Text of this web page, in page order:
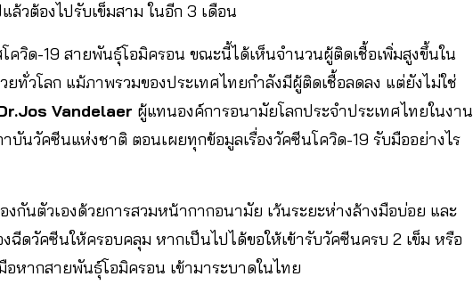
วต้องไปรับเข็ม​สาม ในอีก​ 3 เดือน
ควิด-19 สายพันธุ์โอมิครอน ขณะนี้ได้เห็นจำนวนผู้ติดเชื้อเพิ่มสูงขึ้นใน
ทั่วโลก แม้ภาพรวมของประเทศไทยกำลังมีผู้ติดเชื้อลดลง แต่ยังไม่ใช่
Vandelaer ผู้แทนองค์การอนามัยโลกประจำประเทศไทยในงาน
บันวัคซีนแห่งชาติ ตอนเผยทุกข้อมูลเรื่องวัคซีนโควิด-19 รับมืออย่างไร
กันตัวเองด้วยการสวมหน้ากากอนามัย​ เว้นระยะ​ห่างล้างมือบ่อย​ และ
ดวัคซีนให้ครอบคลุม​ หากเป็นไปได้ขอให้เข้ารับวัคซีนครบ​ 2​ เข็ม​ หรือ​
อหาก​สายพันธุ์​โอมิครอน​ เข้ามาระบาดในไทย